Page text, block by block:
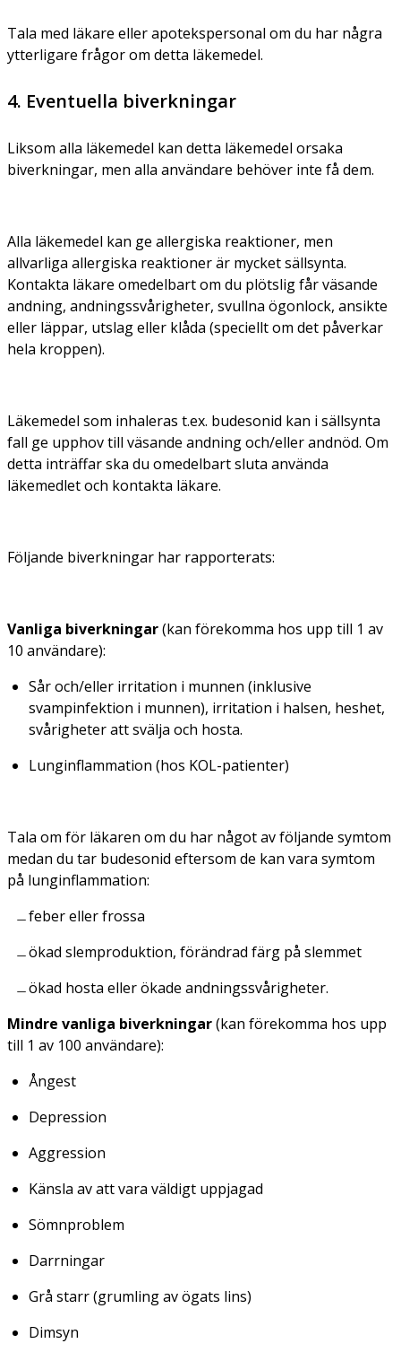
Tala med läkare eller apotekspersonal om du har några
ytterligare frågor om detta läkemedel.
4. Eventuella biverkningar
Liksom alla läkemedel kan detta läkemedel orsaka
biverkningar, men alla användare behöver inte få dem.
Alla läkemedel kan ge allergiska reaktioner, men
allvarliga allergiska reaktioner är mycket sällsynta.
Kontakta läkare omedelbart om du plötslig får väsande
andning, andningssvårigheter, svullna ögonlock, ansikte
eller läppar, utslag eller klåda (speciellt om det påverkar
hela kroppen).
Läkemedel som inhaleras t.ex. budesonid kan i sällsynta
fall ge upphov till väsande andning och/eller andnöd. Om
detta inträffar ska du omedelbart sluta använda
läkemedlet och kontakta läkare.
Följande biverkningar har rapporterats:
Vanliga biverkningar(kan förekomma hos upp till 1 av
10 användare):
Sår och/eller irritation i munnen (inklusive
svampinfektion i munnen), irritation i halsen, heshet,
svårigheter att svälja och hosta.
Lunginflammation (hos KOL-patienter)
Tala om för läkaren om du har något av följande symtom
medan du tar budesonid eftersom de kan vara symtom
på lunginflammation:
feber eller frossa
ökad slemproduktion, förändrad färg på slemmet
ökad hosta eller ökade andningssvårigheter.
Mindre vanliga biverkningar(kan förekomma hos upp
till 1 av 100 användare):
Ångest
Depression
Aggression
Känsla av att vara väldigt uppjagad
Sömnproblem
Darrningar
Grå starr (grumling av ögats lins)
Dimsyn